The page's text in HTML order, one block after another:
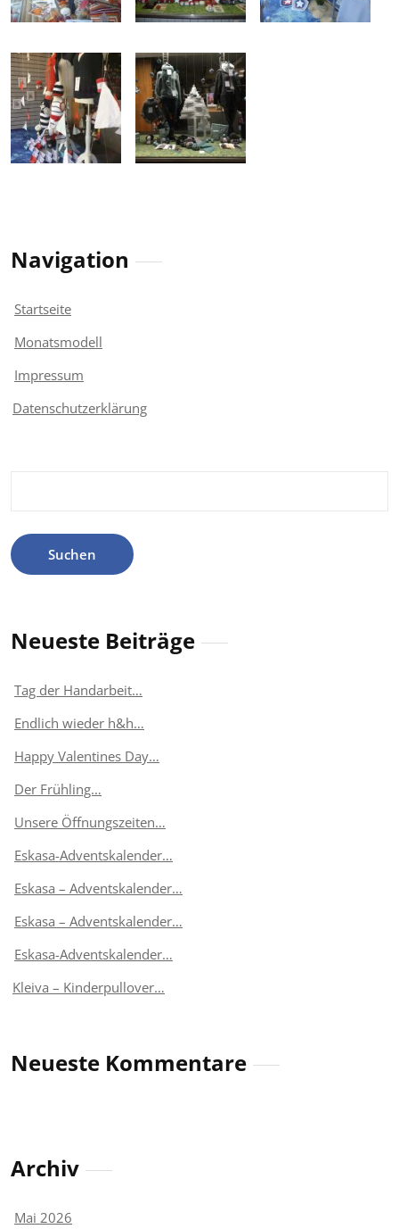
Navigation
Startseite
Monatsmodell
Impressum
Datenschutzerklärung
Neueste Beiträge
Tag der Handarbeit…
Endlich wieder h&h…
Happy Valentines Day…
Der Frühling…
Unsere Öffnungszeiten…
Eskasa-Adventskalender…
Eskasa – Adventskalender…
Eskasa – Adventskalender…
Eskasa-Adventskalender…
Kleiva – Kinderpullover…
Neueste Kommentare
Archiv
Mai 2026